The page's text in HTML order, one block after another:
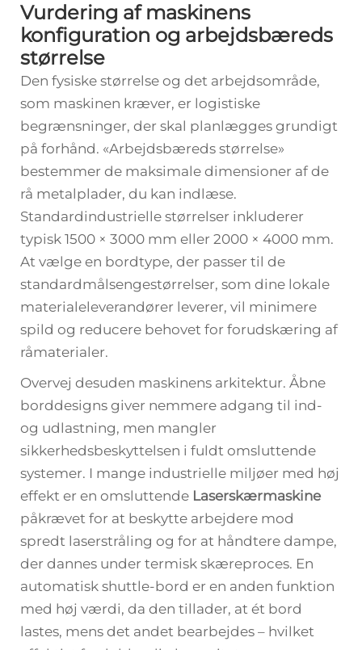
Vurdering af maskinens
konfiguration og arbejdsbæreds
størrelse
Den fysiske størrelse og det arbejdsområde,
som maskinen kræver, er logistiske
begrænsninger, der skal planlægges grundigt
på forhånd. «Arbejdsbæreds størrelse»
bestemmer de maksimale dimensioner af de
rå metalplader, du kan indlæse.
Standardindustrielle størrelser inkluderer
typisk 1500 × 3000 mm eller 2000 × 4000 mm.
At vælge en bordtype, der passer til de
standardmålsengestørrelser, som dine lokale
materialeleverandører leverer, vil minimere
spild og reducere behovet for forudskæring af
råmaterialer.
Overvej desuden maskinens arkitektur. Åbne
borddesigns giver nemmere adgang til ind-
og udlastning, men mangler
sikkerhedsbeskyttelsen i fuldt omsluttende
systemer. I mange industrielle miljøer med høj
effekt er en omsluttende Laserskærmaskine
påkrævet for at beskytte arbejdere mod
spredt laserstråling og for at håndtere dampe,
der dannes under termisk skæreproces. En
automatisk shuttle-bord er en anden funktion
med høj værdi, da den tillader, at ét bord
lastes, mens det andet bearbejdes – hvilket